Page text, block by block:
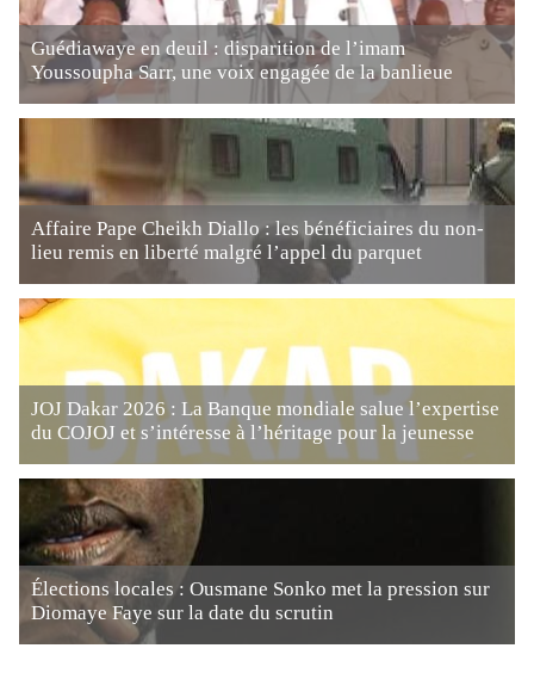
Guédiawaye en deuil : disparition de l’imam
Youssoupha Sarr, une voix engagée de la banlieue
Affaire Pape Cheikh Diallo : les bénéficiaires du non-
lieu remis en liberté malgré l’appel du parquet
JOJ Dakar 2026 : La Banque mondiale salue l’expertise
du COJOJ et s’intéresse à l’héritage pour la jeunesse
Élections locales : Ousmane Sonko met la pression sur
Diomaye Faye sur la date du scrutin